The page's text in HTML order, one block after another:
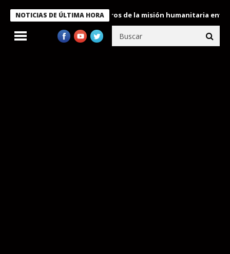
NOTICIAS DE ÚLTIMA HORA
condecora a miembros de la misión humanitaria enviada a